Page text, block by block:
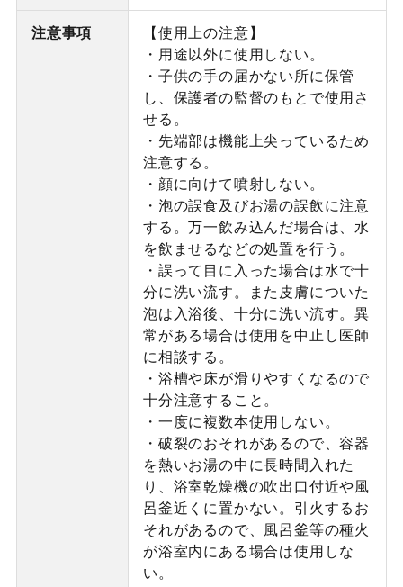
注意事項
【使用上の注意】
・用途以外に使用しない。
・子供の手の届かない所に保管
し、保護者の監督のもとで使用さ
せる。
・先端部は機能上尖っているため
注意する。
・顔に向けて噴射しない。
・泡の誤食及びお湯の誤飲に注意
する。万一飲み込んだ場合は、水
を飲ませるなどの処置を行う。
・誤って目に入った場合は水で十
分に洗い流す。また皮膚についた
泡は入浴後、十分に洗い流す。異
常がある場合は使用を中止し医師
に相談する。
・浴槽や床が滑りやすくなるので
十分注意すること。
・一度に複数本使用しない。
・破裂のおそれがあるので、容器
を熱いお湯の中に長時間入れた
り、浴室乾燥機の吹出口付近や風
呂釜近くに置かない。引火するお
それがあるので、風呂釜等の種火
が浴室内にある場合は使用しな
い。